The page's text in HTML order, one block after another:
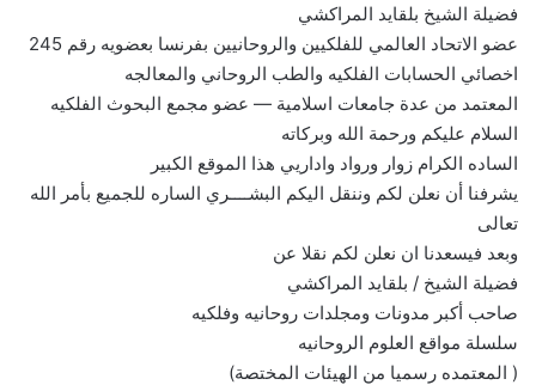
فضيلة الشيخ بلقايد المراكشي
عضو الاتحاد العالمي للفلكيين والروحانيين بفرنسا بعضويه رقم 245
اخصائي الحسابات الفلكيه والطب الروحاني والمعالجه
المعتمد من عدة جامعات اسلامية — عضو مجمع البحوث الفلكيه
السلام عليكم ورحمة الله وبركاته
الساده الكرام زوار ورواد واداريي هذا الموقع الكبير
يشرفنا أن نعلن لكم وننقل اليكم البشــــري الساره للجميع بأمر الله
تعالى
وبعد فيسعدنا ان نعلن لكم نقلا عن
فضيلة الشيخ / بلقايد المراكشي
صاحب أكبر مدونات ومجلدات روحانيه وفلكيه
سلسلة مواقع العلوم الروحانيه
( المعتمده رسميا من الهيئات المختصة)